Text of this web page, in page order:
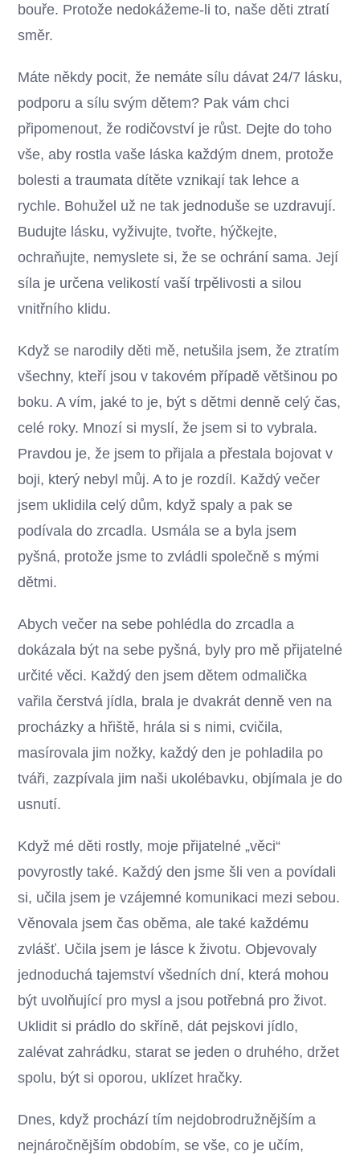
bouře. Protože nedokážeme-li to, naše děti ztratí
směr.
Máte někdy pocit, že nemáte sílu dávat 24/7 lásku,
podporu a sílu svým dětem? Pak vám chci
připomenout, že rodičovství je růst. Dejte do toho
vše, aby rostla vaše láska každým dnem, protože
bolesti a traumata dítěte vznikají tak lehce a
rychle. Bohužel už ne tak jednoduše se uzdravují.
Budujte lásku, vyživujte, tvořte, hýčkejte,
ochraňujte, nemyslete si, že se ochrání sama. Její
síla je určena velikostí vaší trpělivosti a silou
vnitřního klidu.
Když se narodily děti mě, netušila jsem, že ztratím
všechny, kteří jsou v takovém případě většinou po
boku. A vím, jaké to je, být s dětmi denně celý čas,
celé roky. Mnozí si myslí, že jsem si to vybrala.
Pravdou je, že jsem to přijala a přestala bojovat v
boji, který nebyl můj. A to je rozdíl. Každý večer
jsem uklidila celý dům, když spaly a pak se
podívala do zrcadla. Usmála se a byla jsem
pyšná, protože jsme to zvládli společně s mými
dětmi.
Abych večer na sebe pohlédla do zrcadla a
dokázala být na sebe pyšná, byly pro mě přijatelné
určité věci. Každý den jsem dětem odmalička
vařila čerstvá jídla, brala je dvakrát denně ven na
procházky a hřiště, hrála si s nimi, cvičila,
masírovala jim nožky, každý den je pohladila po
tváři, zazpívala jim naši ukolébavku, objímala je do
usnutí.
Když mé děti rostly, moje přijatelné „věci“
povyrostly také. Každý den jsme šli ven a povídali
si, učila jsem je vzájemné komunikaci mezi sebou.
Věnovala jsem čas oběma, ale také každému
zvlášť. Učila jsem je lásce k životu. Objevovaly
jednoduchá tajemství všedních dní, která mohou
být uvolňující pro mysl a jsou potřebná pro život.
Uklidit si prádlo do skříně, dát pejskovi jídlo,
zalévat zahrádku, starat se jeden o druhého, držet
spolu, být si oporou, uklízet hračky.
Dnes, když prochází tím nejdobrodružnějším a
nejnáročnějším obdobím, se vše, co je učím,